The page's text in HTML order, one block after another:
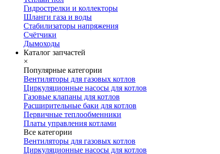
Гидрострелки и коллекторы
Шланги газа и воды
Стабилизаторы напряжения
Счётчики
Дымоходы
Каталог запчастей
×
Популярные категории
Вентиляторы для газовых котлов
Циркуляционные насосы для котлов
Газовые клапаны для котлов
Расширительные баки для котлов
Первичные теплообменники
Платы управления котлами
Все категории
Вентиляторы для газовых котлов
Циркуляционные насосы для котлов